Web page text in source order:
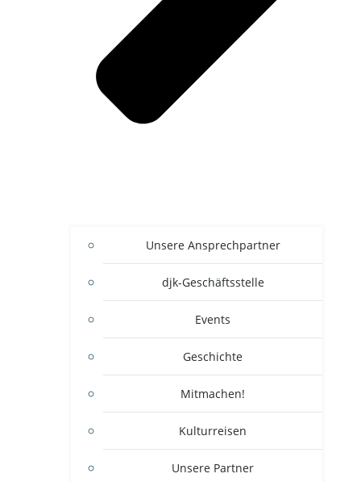
Unsere Ansprechpartner
djk-Geschäftsstelle
Events
Geschichte
Mitmachen!
Kulturreisen
Unsere Partner